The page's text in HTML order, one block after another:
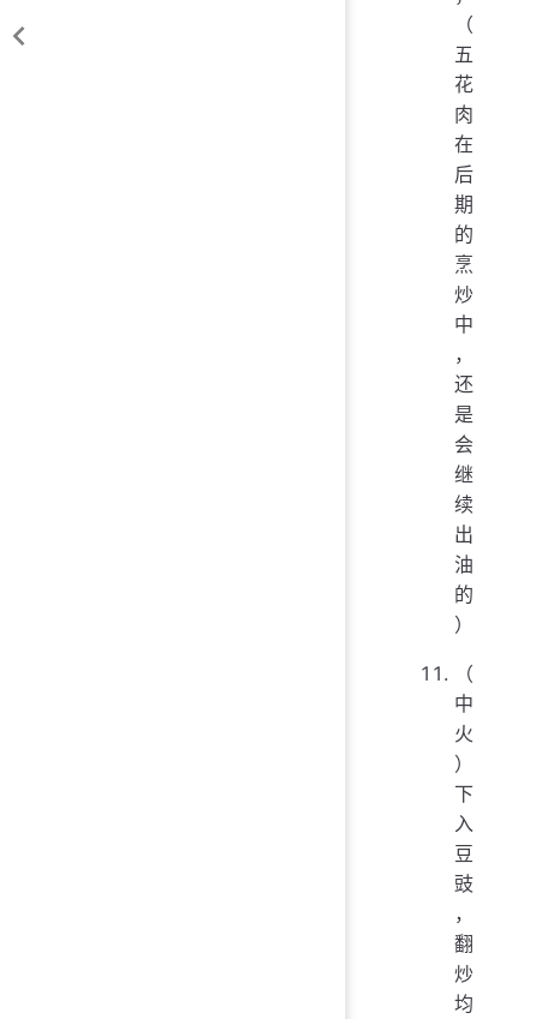
（
五
花
肉
在
后
期
的
烹
炒
中
，
还
是
会
继
续
出
油
的
）
（
中
火
）
下
入
豆
豉
，
翻
炒
均